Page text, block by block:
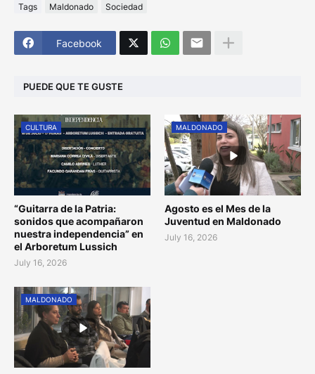
Tags Maldonado Sociedad
Facebook
PUEDE QUE TE GUSTE
CULTURA
“Guitarra de la Patria:
sonidos que acompañaron
nuestra independencia” en
el Arboretum Lussich
July 16, 2026
MALDONADO
Agosto es el Mes de la
Juventud en Maldonado
July 16, 2026
MALDONADO